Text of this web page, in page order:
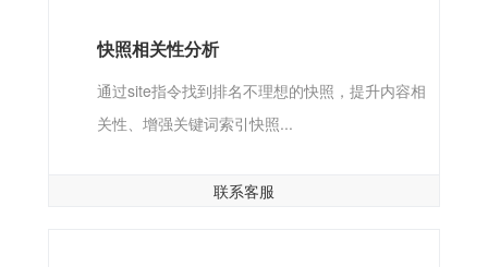
快照相关性分析
通过site指令找到排名不理想的快照，提升内容相
关性、增强关键词索引快照...
联系客服